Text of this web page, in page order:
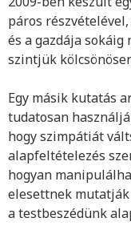
páros
és a gazdája sokáig
szintjük
Egy másik kutatás
tudatosan
hogy szimpátiát
alapfeltételezés
hogyan
elesettnek
a testbeszédünk